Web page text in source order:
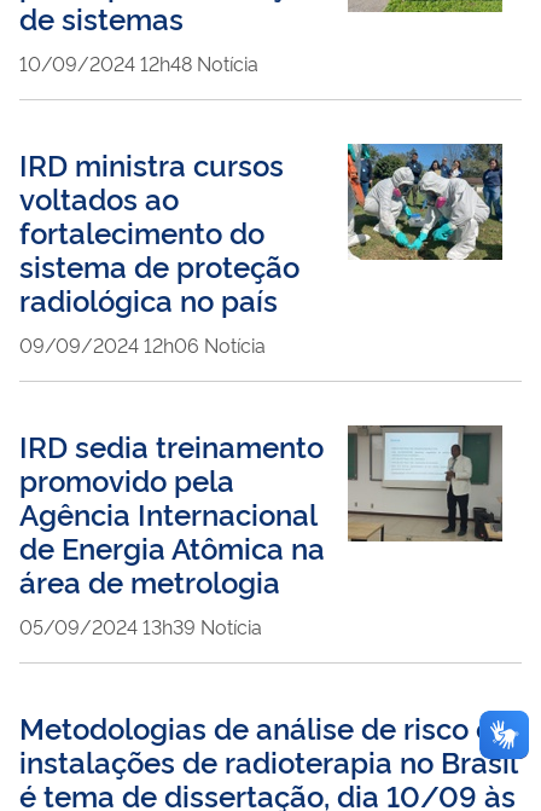
de sistemas
publicado
10/09/202412h48 Notícia
IRD ministra cursos
voltados ao
fortalecimento do
sistema de proteção
radiológica no país
publicado
09/09/202412h06 Notícia
IRD sedia treinamento
promovido pela
Agência Internacional
de Energia Atômica na
área de metrologia
publicado
05/09/202413h39 Notícia
Metodologias de análise de risco em
instalações de radioterapia no Brasil
é tema de dissertação, dia 10/09 às